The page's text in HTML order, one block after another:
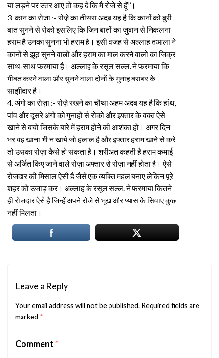
या लड़ने पर उतर आए तो कह दें कि मै रोजे से हॅू’’।
3. कान का रोजा :- रोजे़ का तीसरा अदब यह है कि कानों को बुरी
बात सुनने से रोको इसलिए कि जिन बातों का जुबान से निकलना
हराम है उनका सुनना भी हराम है। इसी वजह से अल्लाह तआला ने
कानों से झूठ सुनने वालों और हराम का माल करने वालो का जिक्र
साथ-साथ फरमाया है। अल्लाह के रसूल सल्ल. ने फरमाया कि
गीबत करने वाला और सुनने वाला दोनों के गुनाह बराबर के
साझीदार है।
4. अंगो का रोज़ा :- रोज़े रखने का चौथा अहम अदब यह है कि हांथ,
पांव और दूसरे अंगो को गुनाहों से रोको और इफ्तार के वक्त ऐसे
खाने से बचो जिसके बारे में हराम होने की आशंका हो। अगर दिन
भर वह खाना भी न खाये जो हलाल है और इफ्तार हराम खाने से करे
तो उसका रोज़ा कैसे हो सकता है। शरीअत कहती है हराम कमाई
से अर्जित किए जाने वाले रोज़ा अफ्तार से रोज़ा नहीं होता है। ऐसे
रोजदार की मिसाल ऐसी है जैसे एक व्यक्ति महल बनाए लेकिन पूरे
शहर को उजाड़ कर। अल्लाह के रसूल सल्ल. ने फरमाया कितने
ही रोजदार ऐसे है जिन्हें अपने रोजे से भूख और प्यास के सिवाए कुछ
नहीं मिलता।
Leave a Reply
Your email address will not be published. Required fields are
marked *
Comment*